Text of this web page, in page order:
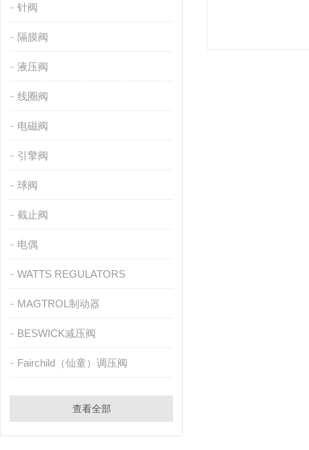
针阀
隔膜阀
液压阀
线圈阀
电磁阀
引擎阀
球阀
截止阀
电偶
WATTS REGULATORS
MAGTROL制动器
BESWICK减压阀
Fairchild（仙童）调压阀
查看全部